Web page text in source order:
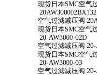
现货日本SMC空气
20AW300002BX132
空气过滤减压阀
现货日本SMC空气
20-AW3000-02D
空气过滤减压阀 20-
现货日本SMC空气
20-AW3000-03
空气过滤减压阀 20-